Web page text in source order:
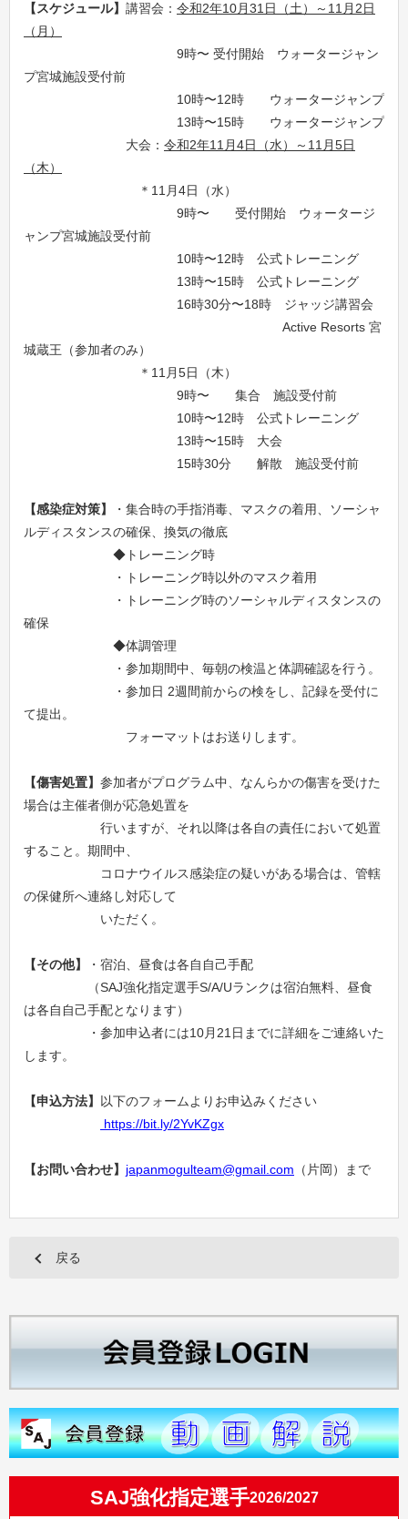
【スケジュール】 講習会： 令和2年10月31日（土）～ 11月2日
（月）
9時〜 受付開始 ウォータージャン
プ宮城施設受付前
10時〜12時 ウォータージャンプ
13時〜15時 ウォータージャンプ
大会： 令和2年11月4日（水）～ 11月5日
（木）
＊11月4日（水）
9時〜 受付開始 ウォータージ
ャンプ宮城施設受付前
10時〜12時 公式トレーニング
13時〜15時 公式トレーニング
16時30分〜18時 ジャッジ講習会
Active Resorts 宮
城蔵王（参加者のみ）
＊11月5日（木）
9時〜 集合 施設受付前
10時〜12時 公式トレーニング
13時〜15時 大会
15時30分 解散 施設受付前
【感染症対策】
・集合時の手指消毒、マスクの着用、ソーシャ
ルディスタンスの確保、換気の徹底
◆トレーニング時
・トレーニング時以外のマスク着用
・トレーニング時のソーシャルディスタンスの
確保
◆体調管理
・参加期間中、毎朝の検温と体調確認を行う。
・参加日 2週間前からの検をし、記録を受付に
て提出。
フォーマットはお送りします。
【傷害処置】 参加者がプログラム中、なんらかの傷害を受けた
場合は主催者側が応急処置を
行いますが、それ以降は各自の責任において処置
すること。期間中、
コロナウイルス感染症の疑いがある場合は、管轄
の保健所へ連絡し対応して
いただく。
【その他】
・宿泊、昼食は各自自己手配
（SAJ強化指定選手S/A/Uランクは宿泊無料、昼食
は各自自己手配となります）
・参加申込者には10月21日までに詳細をご連絡いた
します。
【申込方法】
以下のフォームよりお申込みください
https://bit.ly/2YvKZgx
【お問い合わせ】 japanmogulteam@gmail.com （片岡）まで
戻る
SAJ強化指定選手2026/2027